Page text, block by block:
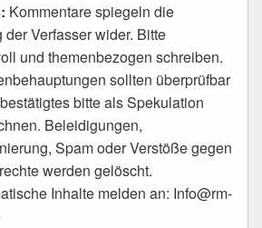
Kommentare spiegeln die
der Verfasser wider. Bitte
und themenbezogen schreiben.
sollten überprüfbar
bitte als Spekulation
Beleidigungen,
Spam oder Verstöße gegen
werden gelöscht.
Inhalte melden an: Info@rm-